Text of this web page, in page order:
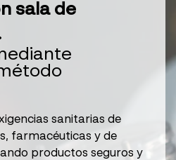
sala de
sanitarias de
farmacéuticas y de
productos seguros y